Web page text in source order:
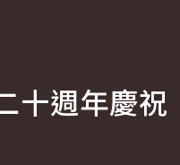
十週年慶祝